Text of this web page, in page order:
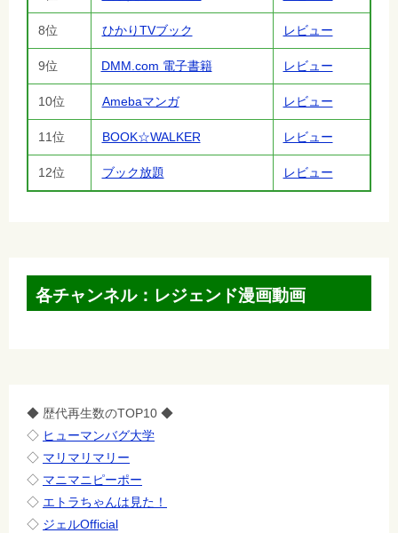
8位 ひかりTVブック レビュー
9位 DMM.com 電子書籍 レビュー
10位 Amebaマンガ レビュー
11位 BOOK☆WALKER レビュー
12位 ブック放題 レビュー
各チャンネル：レジェンド漫画動画
◆ 歴代再生数のTOP10 ◆
◇ ヒューマンバグ大学
◇ マリマリマリー
◇ マニマニピーポー
◇ エトラちゃんは見た！
◇ ジェルOfficial